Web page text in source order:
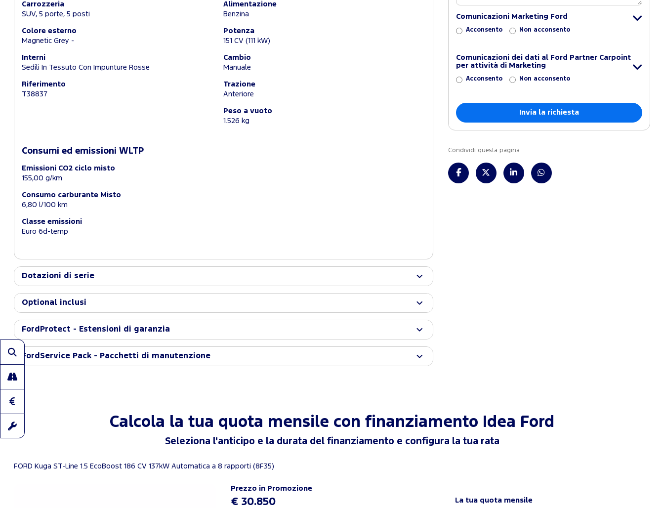
Carrozzeria
SUV, 5 porte, 5 posti
Colore esterno
Magnetic Grey -
Interni
Sedili In Tessuto Con Impunture Rosse
Riferimento
T38837
Alimentazione
Benzina
Potenza
151 CV (111 kW)
Cambio
Manuale
Trazione
Anteriore
Peso a vuoto
1.526 kg
Consumi ed emissioni WLTP
Emissioni CO2 ciclo misto
155,00 g/km
Consumo carburante Misto
6,80 l/100 km
Classe emissioni
Euro 6d-temp
Dotazioni di serie
Optional inclusi
FordProtect - Estensioni di garanzia
FordService Pack - Pacchetti di manutenzione
Comunicazioni Marketing Ford
Acconsento Non acconsento
Comunicazioni dei dati al Ford Partner Carpoint
per attività di Marketing
Acconsento Non acconsento
Condividi questa pagina
Calcola la tua quota mensile con finanziamento Idea Ford
Seleziona l'anticipo e la durata del finanziamento e configura la tua rata
FORD Kuga ST-Line 1.5 EcoBoost 186 CV 137kW Automatica a 8 rapporti (8F35)
Prezzo in Promozione
€ 30.850 La tua quota mensile